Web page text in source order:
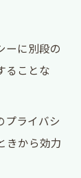
ーに別段の
ることな
プライバシ
きから効力